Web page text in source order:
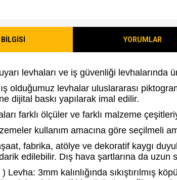
YORUMLAR
levhaları ve iş güvenliği levhalarında
olduğumuz levhalar uluslararası
dijital baskı yapılarak imal edilir.
farklı ölçüler ve farklı malzeme
kullanım amacına göre seçilmeli
fabrika, atölye ve dekoratif kaygı
edilebilir. Dış hava şartlarına da uzun
Levha: 3mm kalınlığında sıkıştırılmış